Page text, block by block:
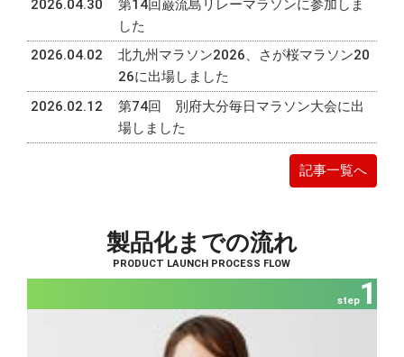
2026.04.30
第14回巌流島リレーマラソンに参加しま
した
2026.04.02
北九州マラソン2026、さが桜マラソン20
26に出場しました
2026.02.12
第74回 別府大分毎日マラソン大会に出
場しました
記事一覧へ
製品化までの流れ
PRODUCT LAUNCH PROCESS FLOW
step1